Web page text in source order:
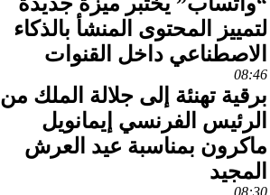
لتمييز المحتوى المنشأ بالذكاء
الاصطناعي داخل القنوات
08:46
برقية تهنئة إلى جلالة الملك من
الرئيس الفرنسي إيمانويل
ماكرون بمناسبة عيد العرش
المجيد